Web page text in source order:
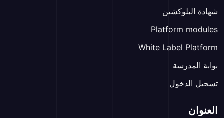
شهادة البلوكشين
Platform modules
White Label Platform
بوابة المدرسة
تسجيل الدخول
العنوان